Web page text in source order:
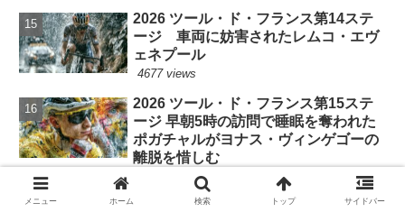
2026 ツール・ド・フランス第14ステ
ージ 車両に妨害されたレムコ・エヴ
ェネプール
4677 views
2026 ツール・ド・フランス第15ステ
ージ 早朝5時の訪問で睡眠を奪われた
ポガチャルがヨナス・ヴィンゲゴーの
離脱を惜しむ
4499 views
2026 ツール・ド・フランス第15ステ
メニュー ホーム 検索 トップ サイドバー